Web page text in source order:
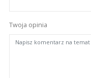
Twoja opinia